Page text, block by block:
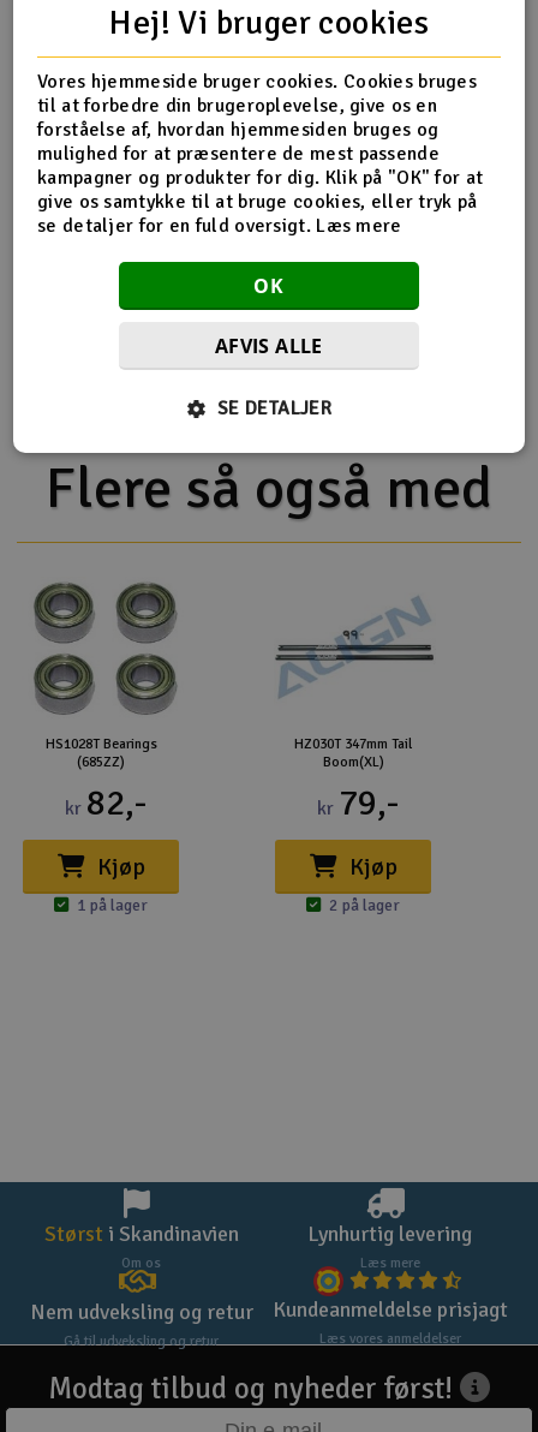
Slot racing
Smarthjem, leg og hobby
Solenergi
Værktøj, udstyr og tilbehør
Produkt information
HS1229 One-way Bearing. HF0612
Flere detaljer
Produktet er
Reservedeler Align T-Rex 450
Reservedeler Align T-Rex 450 Sport
Align
Align T-Rex 450LP :: Komplett
Flere så også med
HS1028T Bearings
(685ZZ)
kr 82,-
Kjøp
1 på lager
HZ030T 347mm Tail
Boom(XL)
kr 79,-
Kjøp
2 på lager
Størst i Skandinavien
Om os
Lynhurtig levering
Læs mere
Nem udveksling og retur
Gå til udveksling og retur
Kundeanmeldelse prisjagt
Læs vores anmeldelser
Modtag tilbud og nyheder først!
Hej! Vi bruger cookies
Vores hjemmeside bruger cookies. Cookies bruges
til at forbedre din brugeroplevelse, give os en
forståelse af, hvordan hjemmesiden bruges og
mulighed for at præsentere de mest passende
kampagner og produkter for dig. Klik på "OK" for at
give os samtykke til at bruge cookies, eller tryk på
se detaljer for en fuld oversigt. Læs mere
OK
AFVIS ALLE
SE DETALJER